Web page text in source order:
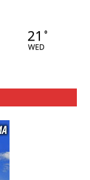
21 °
WED